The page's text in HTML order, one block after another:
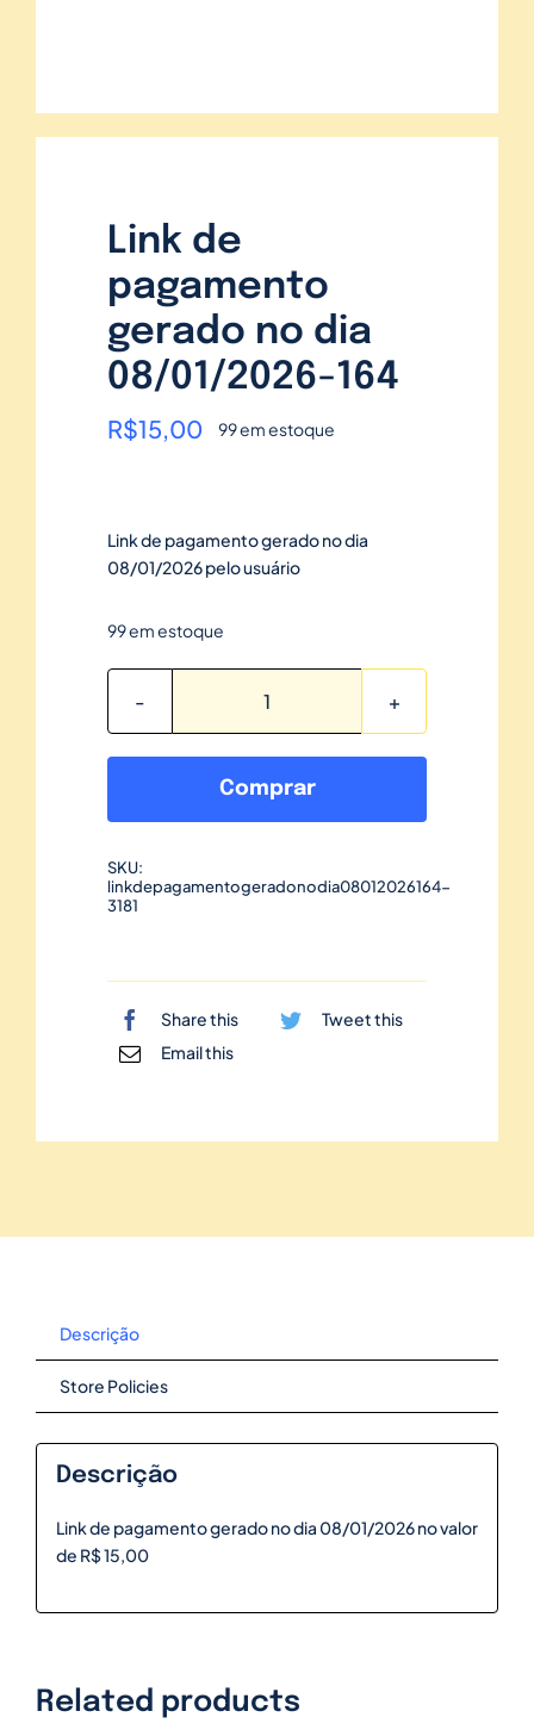
Link de
pagamento
gerado no dia
08/01/2026-164
R$15,00 99 em estoque
Link de pagamento gerado no dia
08/01/2026 pelo usuário
99 em estoque
Link
pagamento
dia
Comprar
SKU:
linkdepagamentogeradonodia08012026164-
3181
Share this
Tweet this
Email this
Descrição
Store Policies
Descrição
Link de pagamento gerado no dia 08/01/2026 no valor
de R$ 15,00
Related products